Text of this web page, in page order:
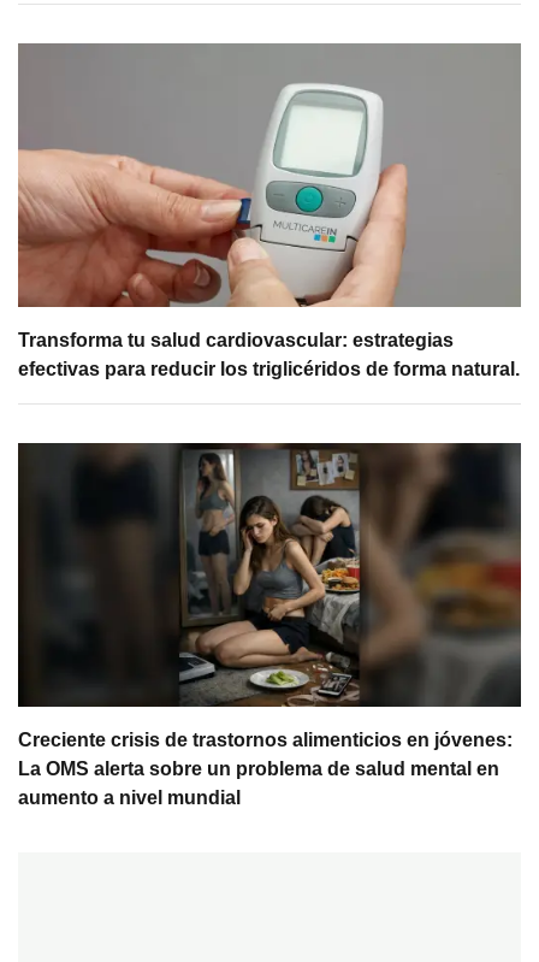
Transforma tu salud cardiovascular: estrategias
efectivas para reducir los triglicéridos de forma natural.
Creciente crisis de trastornos alimenticios en jóvenes:
La OMS alerta sobre un problema de salud mental en
aumento a nivel mundial